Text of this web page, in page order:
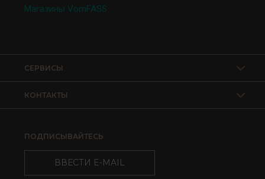
Магазины VomFASS
КОНТАКТЫ
СЕРВИСЫ
ПОДПИСЫВАЙТЕСЬ
ВВЕСТИ E-MAIL